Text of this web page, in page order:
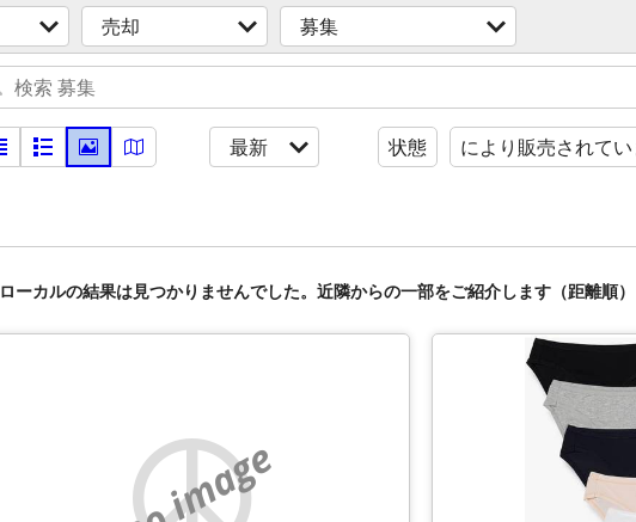
売却 募集
最新 状態 により販売されて
ローカルの結果は見つかりませんでした。近隣からの一部をご紹介します（距離順）
no image